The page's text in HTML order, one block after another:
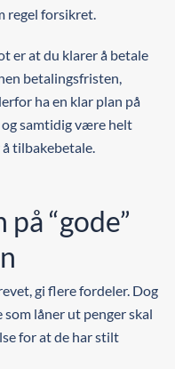
regel forsikret.
er at du klarer å betale
betalingsfristen,
ha en klar plan på
og samtidig være helt
tilbakebetale.
“gode”
gi flere fordeler. Dog
låner ut penger skal
for at de har stilt